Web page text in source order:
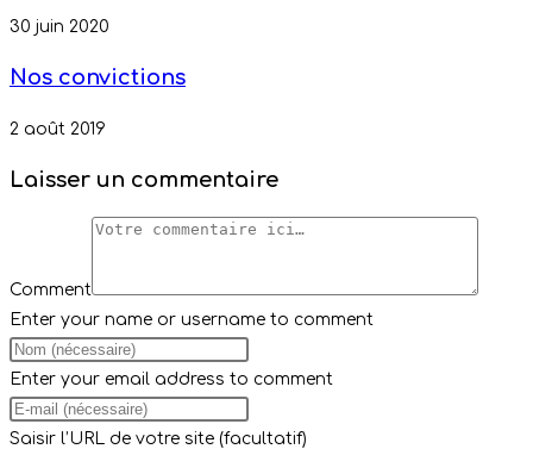
30 juin 2020
Nos convictions
2 août 2019
Laisser un commentaire
Comment
Enter your name or username to comment
Enter your email address to comment
Saisir l’URL de votre site (facultatif)